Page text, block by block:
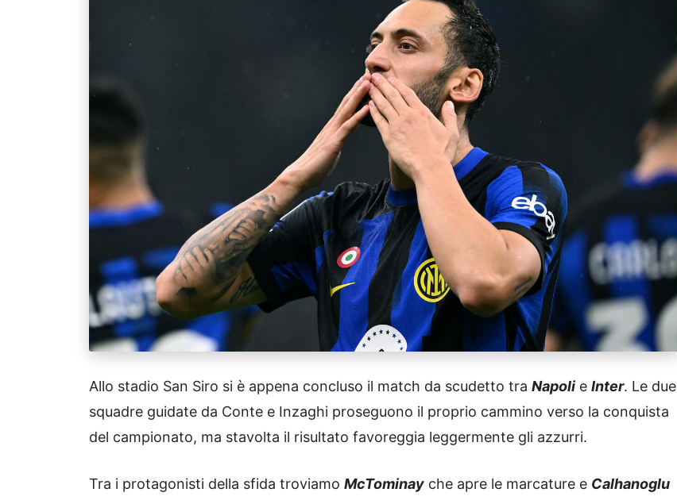
Allo stadio San Siro si è appena concluso il match da scudetto tra Napoli e Inter. Le due
squadre guidate da Conte e Inzaghi proseguono il proprio cammino verso la conquista
del campionato, ma stavolta il risultato favoreggia leggermente gli azzurri.
Tra i protagonisti della sfida troviamo McTominay che apre le marcature e Calhanoglu